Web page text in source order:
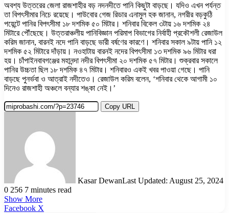
অবশ্য উত্তরের জেলা রাজশাহীর বড় নদনদীতে পানি কিছুটা বাড়ছে। যদিও এখন পর্যন্ত
তা বিপৎসীমার নিচে রয়েছে। পাউবোর গেজ রিডার এনামুল হক জানান, নগরীর বড়কুঠি
পয়েন্টে পানির বিপৎসীমা ১৮ দশমিক ৫০ মিটার। শনিবার বিকেল ৩টায় ১৬ দশমিক ২৪
মিটারে পৌঁছেছে। উত্তরাঞ্চলীয় পানিবিজ্ঞান পরিমাপ বিভাগের নির্বাহী প্রকৌশলী রেজাউল
করিম জানান, বারনই নদে পানি বাড়ছে ভারী বর্ষণের কারণে। শনিবার সকাল ৯টায় পানি ১২
দশমিক ৫২ মিটারে দাঁড়ায়। নওহাটায় বারনই নদের বিপৎসীমা ১৩ দশমিক ৯৬ মিটার ধরা
হয়। চাঁপাইনবাবগঞ্জের মহানন্দা নদীর বিপৎসীমা ২০ দশমিক ৫৭ মিটার। শুক্রবার সকালে
পানির উচ্চতা ছিল ১৮ দশমিক ৪৭ মিটার। শনিবারও একই খবর পাওয়া গেছে। পানি
বাড়ছে পুনর্ভবা ও আত্রাই নদীতেও। রেজাউল করিম বলেন, ‘শনিবার থেকে আগামী ১০
দিনেও রাজশাহী অঞ্চলে বন্যার শঙ্কা নেই।’
Copy URL
Kasar DewanLast Updated: August 25, 2024
0 256 7 minutes read
Show More
Facebook X